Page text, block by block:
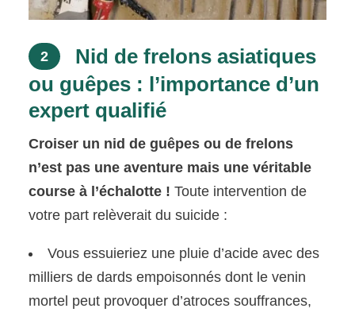
2
Nid de frelons asiatiques
ou guêpes : l’importance d’un
expert qualifié
Croiser un nid de guêpes ou de frelons
n’est pas une aventure mais une véritable
course à l’échalotte ! Toute intervention de
votre part relèverait du suicide :
Vous essuieriez une pluie d’acide avec des
milliers de dards empoisonnés dont le venin
mortel peut provoquer d’atroces souffrances,